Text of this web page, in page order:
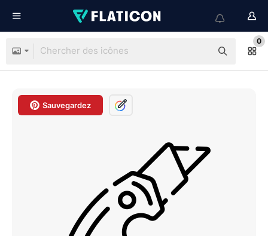
0
Sauvegardez